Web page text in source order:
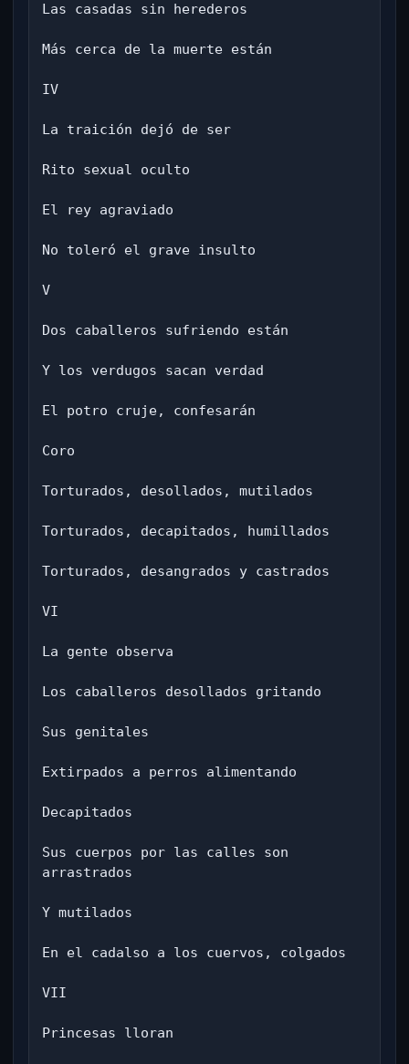
Las casadas sin herederos
Más cerca de la muerte están
IV
La traición dejó de ser
Rito sexual oculto
El rey agraviado
No toleró el grave insulto
V
Dos caballeros sufriendo están
Y los verdugos sacan verdad
El potro cruje, confesarán
Coro
Torturados, desollados, mutilados
Torturados, decapitados, humillados
Torturados, desangrados y castrados
VI
La gente observa
Los caballeros desollados gritando
Sus genitales
Extirpados a perros alimentando
Decapitados
Sus cuerpos por las calles son
arrastrados
Y mutilados
En el cadalso a los cuervos, colgados
VII
Princesas lloran